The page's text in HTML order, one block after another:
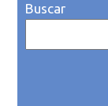
Buscar